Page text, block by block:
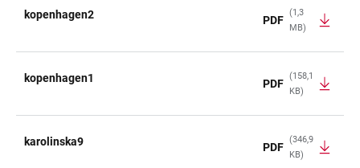
kopenhagen2 PDF
(1,3
MB)
kopenhagen1 PDF
(158,1
KB)
karolinska9 PDF
(346,9
KB)